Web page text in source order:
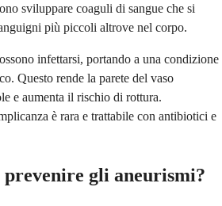
sviluppare coaguli di sangue che si
più piccoli altrove nel corpo.
infettarsi, portando a una condizione
Questo rende la parete del vaso
e aumenta il rischio di rottura.
è rara e trattabile con antibiotici e
prevenire gli aneurismi?